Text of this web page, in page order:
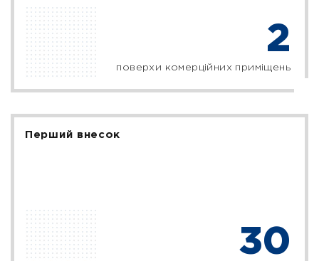
2
поверхи комерційних приміщень
Перший внесок
30